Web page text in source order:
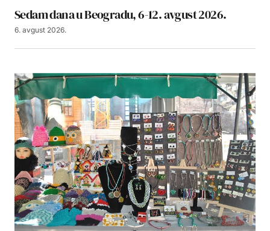
Sedam dana u Beogradu, 6-12. avgust 2026.
6. avgust 2026.